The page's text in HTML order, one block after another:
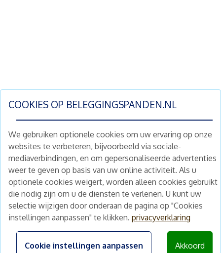
COOKIES OP BELEGGINGSPANDEN.NL
We gebruiken optionele cookies om uw ervaring op onze
websites te verbeteren, bijvoorbeeld via sociale-
mediaverbindingen, en om gepersonaliseerde advertenties
weer te geven op basis van uw online activiteit. Als u
optionele cookies weigert, worden alleen cookies gebruikt
die nodig zijn om u de diensten te verlenen. U kunt uw
selectie wijzigen door onderaan de pagina op "Cookies
instellingen aanpassen" te klikken. privacyverklaring
Cookie instellingen aanpassen Akkoord
Schrijf je nu in en ontvang wekelijks ons
nieuwe aanbod vastgoedbeleggingen.
Nieuwsbrief Abonneren
Home
Te koop
Nieuws
Schimmelstraat 5H
1053 TA Amsterdam
+31 (0) 30 225 31 12